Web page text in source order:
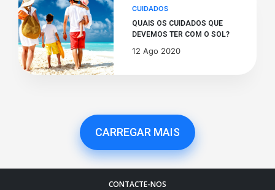
CUIDADOS
QUAIS OS CUIDADOS QUE
DEVEMOS TER COM O SOL?
12 Ago 2020
CARREGAR MAIS
CONTACTE-NOS